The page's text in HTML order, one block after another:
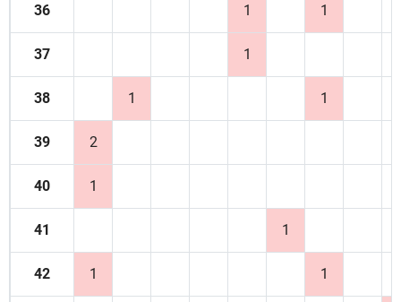
36 1 1
37 1
38 1 1
39 2
40 1
41 1
42 1 1